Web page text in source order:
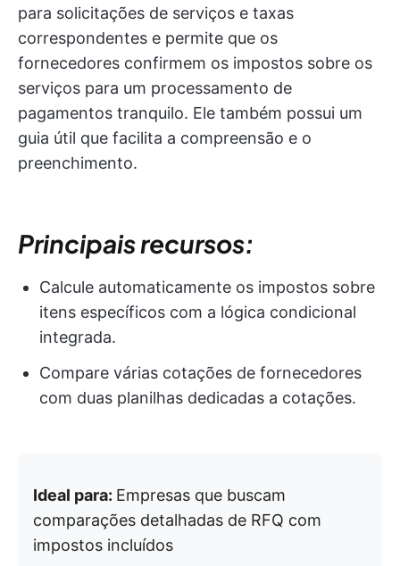
para solicitações de serviços e taxas
correspondentes e permite que os
fornecedores confirmem os impostos sobre os
serviços para um processamento de
pagamentos tranquilo. Ele também possui um
guia útil que facilita a compreensão e o
preenchimento.
Principais recursos:
Calcule automaticamente os impostos sobre
itens específicos com a lógica condicional
integrada.
Compare várias cotações de fornecedores
com duas planilhas dedicadas a cotações.
Ideal para: Empresas que buscam
comparações detalhadas de RFQ com
impostos incluídos